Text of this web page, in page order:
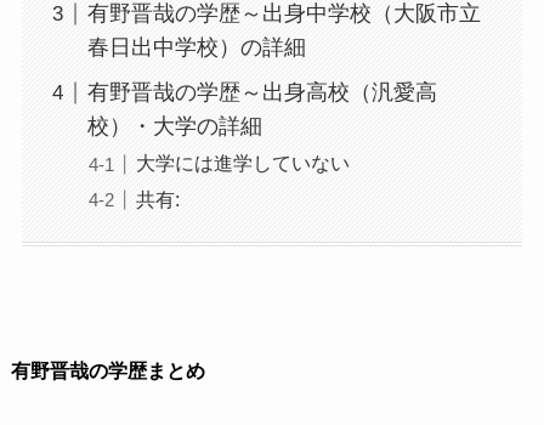
有野晋哉の学歴～出身中学校（大阪市立
春日出中学校）の詳細
有野晋哉の学歴～出身高校（汎愛高
校）・大学の詳細
大学には進学していない
共有:
有野晋哉の学歴まとめ